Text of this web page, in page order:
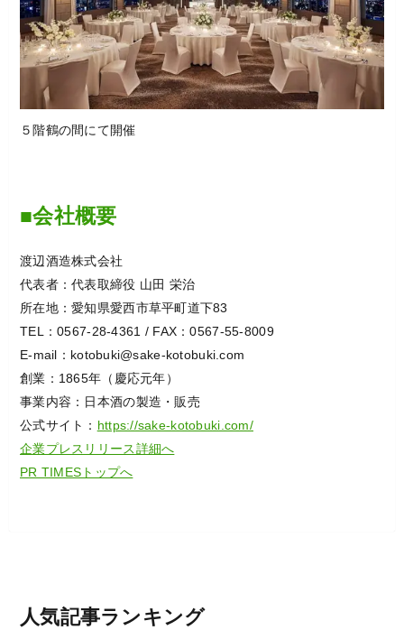
５階鶴の間にて開催
■会社概要
渡辺酒造株式会社
代表者：代表取締役 山田 栄治
所在地：愛知県愛西市草平町道下83
TEL：0567-28-4361 / FAX：0567-55-8009
E-mail：kotobuki@sake-kotobuki.com
創業：1865年（慶応元年）
事業内容：日本酒の製造・販売
公式サイト： https://sake-kotobuki.com/
企業プレスリリース詳細へ
PR TIMESトップへ
人気記事ランキング